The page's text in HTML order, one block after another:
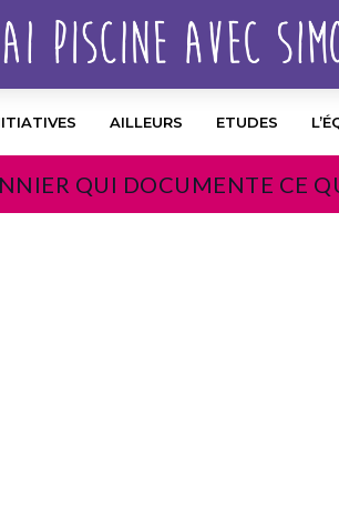
AILLEURS ETUDES
QUI DOCUMENTE CE